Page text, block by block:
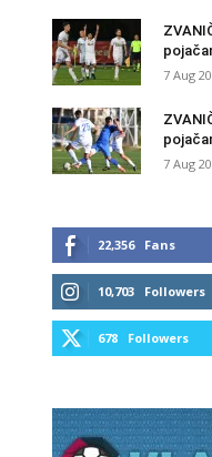
7 Aug
7 Aug
22,356 Fans
10,703 Followers
678 Followers